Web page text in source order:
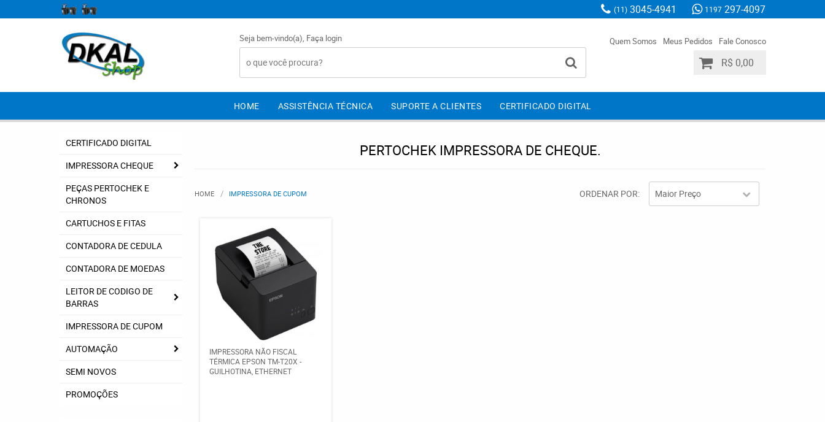
(11) 3045-4941 1197 297-4097
Seja bem-vindo(a), Faça login Quem Somos Meus Pedidos Fale Conosco
R$ 0,00
HOME ASSISTÊNCIA TÉCNICA SUPORTE A CLIENTES CERTIFICADO DIGITAL
CERTIFICADO DIGITAL
IMPRESSORA CHEQUE
PEÇAS PERTOCHEK E
CHRONOS
CARTUCHOS E FITAS
CONTADORA DE CEDULA
CONTADORA DE MOEDAS
LEITOR DE CODIGO DE
BARRAS
IMPRESSORA DE CUPOM
AUTOMAÇÃO
SEMI NOVOS
PROMOÇÕES
PERTOCHEK IMPRESSORA DE CHEQUE.
HOME IMPRESSORA DE CUPOM ORDENAR POR Maior Preço
IMPRESSORA NÃO FISCAL
TÉRMICA EPSON TM-T20X -
GUILHOTINA, ETHERNET